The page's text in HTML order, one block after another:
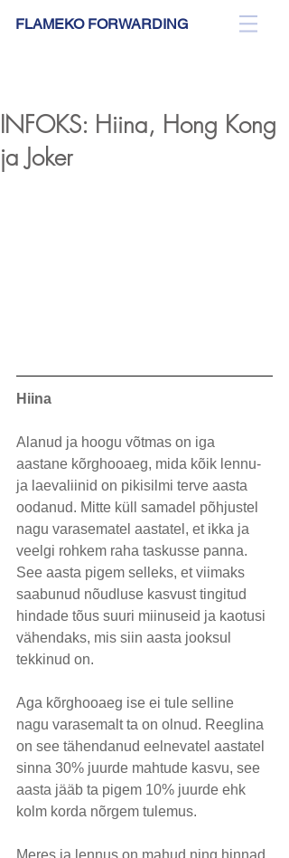
FLAMEKO FORWARDING
INFOKS: Hiina, Hong Kong
ja Joker
Hiina
Alanud ja hoogu võtmas on iga
aastane kõrghooaeg, mida kõik lennu-
ja laevaliinid on pikisilmi terve aasta
oodanud. Mitte küll samadel põhjustel
nagu varasematel aastatel, et ikka ja
veelgi rohkem raha taskusse panna.
See aasta pigem selleks, et viimaks
saabunud nõudluse kasvust tingitud
hindade tõus suuri miinuseid ja kaotusi
vähendaks, mis siin aasta jooksul
tekkinud on.
Aga kõrghooaeg ise ei tule selline
nagu varasemalt ta on olnud. Reeglina
on see tähendanud eelnevatel aastatel
sinna 30% juurde mahtude kasvu, see
aasta jääb ta pigem 10% juurde ehk
kolm korda nõrgem tulemus.
Meres ja lennus on mahud ning hinnad